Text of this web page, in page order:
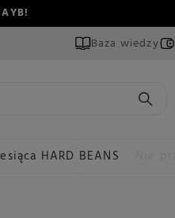
Baza wiedzy
HARD BEANS